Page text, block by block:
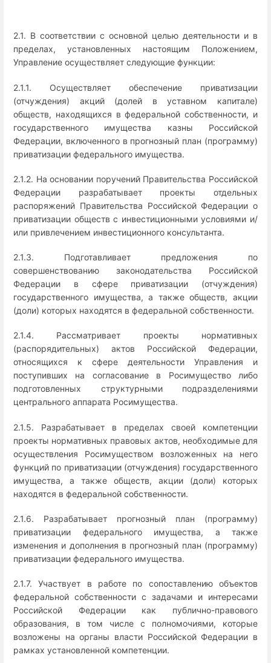
2.1. В соответствии с основной целью деятельности и в
пределах, установленных настоящим Положением,
Управление осуществляет следующие функции:
2.1.1. Осуществляет обеспечение приватизации
(отчуждения) акций (долей в уставном капитале)
обществ, находящихся в федеральной собственности, и
государственного имущества казны Российской
Федерации, включенного в прогнозный план (программу)
приватизации федерального имущества.
2.1.2. На основании поручений Правительства Российской
Федерации разрабатывает проекты отдельных
распоряжений Правительства Российской Федерации о
приватизации обществ с инвестиционными условиями и/
или привлечением инвестиционного консультанта.
2.1.3. Подготавливает предложения по
совершенствованию законодательства Российской
Федерации в сфере приватизации (отчуждения)
государственного имущества, а также обществ, акции
(доли) которых находятся в федеральной собственности.
2.1.4. Рассматривает проекты нормативных
(распорядительных) актов Российской Федерации,
относящихся к сфере деятельности Управления и
поступивших на согласование в Росимущество либо
подготовленных структурными подразделениями
центрального аппарата Росимущества.
2.1.5. Разрабатывает в пределах своей компетенции
проекты нормативных правовых актов, необходимые для
осуществления Росимуществом возложенных на него
функций по приватизации (отчуждения) государственного
имущества, а также обществ, акции (доли) которых
находятся в федеральной собственности.
2.1.6. Разрабатывает прогнозный план (программу)
приватизации федерального имущества, а также
изменения и дополнения в прогнозный план (программу)
приватизации федерального имущества.
2.1.7. Участвует в работе по сопоставлению объектов
федеральной собственности с задачами и интересами
Российской Федерации как публично-правового
образования, в том числе с полномочиями, которые
возложены на органы власти Российской Федерации в
рамках установленной компетенции.